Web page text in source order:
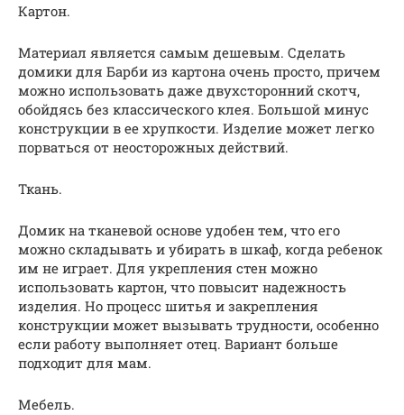
Картон.
Материал является самым дешевым. Сделать
домики для Барби из картона очень просто, причем
можно использовать даже двухсторонний скотч,
обойдясь без классического клея. Большой минус
конструкции в ее хрупкости. Изделие может легко
порваться от неосторожных действий.
Ткань.
Домик на тканевой основе удобен тем, что его
можно складывать и убирать в шкаф, когда ребенок
им не играет. Для укрепления стен можно
использовать картон, что повысит надежность
изделия. Но процесс шитья и закрепления
конструкции может вызывать трудности, особенно
если работу выполняет отец. Вариант больше
подходит для мам.
Мебель.